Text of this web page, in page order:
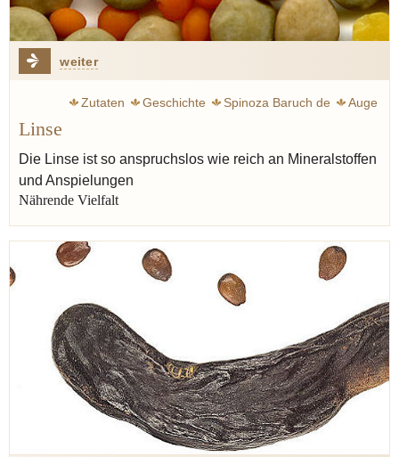
weiter
Zutaten Geschichte Spinoza Baruch de
Auge
Antike
Bohnenkraut
Baruch de Spinoza Kichererbse
Linse
Die Linse ist so anspruchslos wie reich an Mineralstoffen
und Anspielungen
Nährende Vielfalt